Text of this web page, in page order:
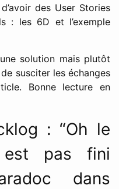
des User Stories
: les 6D et l’exemple
solution mais plutôt
susciter les échanges
Bonne lecture en
: “Oh le
pas fini
dans